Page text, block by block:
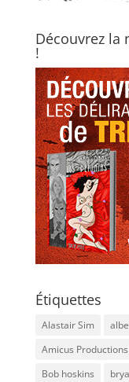
Découvrez
!
Étiquettes
Alastair Sim
Amicus Productions
Bob hoskins